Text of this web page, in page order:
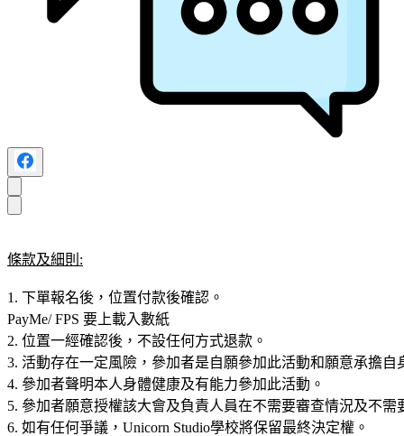
條款及細則:
1. 下單報名後，位置付款後確認。
PayMe/ FPS 要上載入數紙
2. 位置一經確認後，不設任何方式退款。
3. 活動存在一定風險，參加者是自願參加此活動和願意承擔自
4. 參加者聲明本人身體健康及有能力參加此活動。
5. 參加者願意授權該大會及負責人員在不需要審查情況及不
6. 如有任何爭議，Unicorn Studio學校將保留最終決定權。